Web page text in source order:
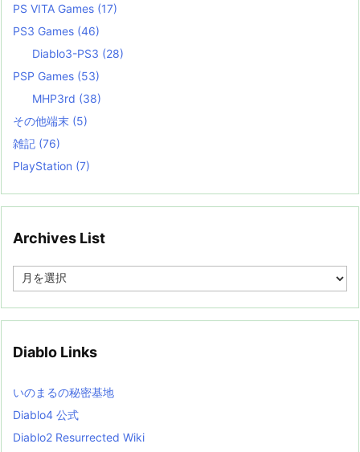
PS VITA Games (17)
PS3 Games (46)
Diablo3-PS3 (28)
PSP Games (53)
MHP3rd (38)
その他端末 (5)
雑記 (76)
PlayStation (7)
Archives List
e
i
s
t
Diablo Links
いのまるの秘密基地
Diablo4 公式
Diablo2 Resurrected Wiki